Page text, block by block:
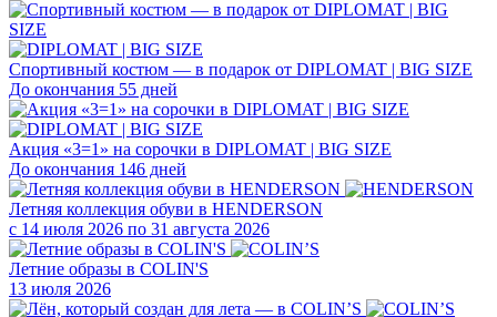
Спортивный костюм — в подарок от DIPLOMAT | BIG SIZE
До окончания 55 дней
Акция «3=1» на сорочки в DIPLOMAT | BIG SIZE
До окончания 146 дней
Летняя коллекция обуви в HENDERSON
с 14 июля 2026 по 31 августа 2026
Летние образы в COLIN'S
13 июля 2026